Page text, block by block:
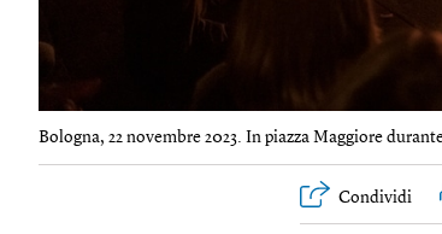
Bologna, 22 novembre 2023. In piazza Maggiore
Condividi